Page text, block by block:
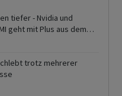
tiefer - Nvidia und
geht mit Plus aus dem
bei
trotz mehrerer